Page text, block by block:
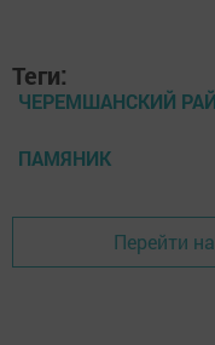
Теги:
ЧЕРЕМШАНСКИЙ
ПАМЯНИК
Перейти